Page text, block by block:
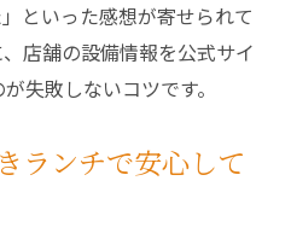
といった感想が寄せられて
店舗の設備情報を公式サイ
失敗しないコツです。
ランチで安心して